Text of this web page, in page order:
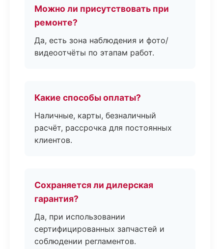
Можно ли присутствовать при
ремонте?
Да, есть зона наблюдения и фото/
видеоотчёты по этапам работ.
Какие способы оплаты?
Наличные, карты, безналичный
расчёт, рассрочка для постоянных
клиентов.
Сохраняется ли дилерская
гарантия?
Да, при использовании
сертифицированных запчастей и
соблюдении регламентов.